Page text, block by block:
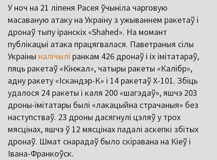
У ноч на 21 ліпеня Расея ўчыніла чарговую
масаваную атаку на Украіну з ужываннем ракетаў і
дронаў тыпу іранскіх «Shahed». На момант
публікацыі атака працягвалася. Паветраныя сілы
Украіны налічылі ранкам 426 дронаў і іх імітатараў,
пяць ракетаў «Кінжал», чатыры ракеты «Калібр»,
адну ракету «Іскандэр-К» і 14 ракетаў X-101. Збіць
удалося 24 ракеты і каля 200 «шагэдаў», яшчэ 203
дроны-імітатары былі «лакацыйна страчаныя» без
наступстваў. 23 дроны дасягнулі цэляў у трох
мясцінах, яшчэ ў 12 мясцінах падалі аскепкі збітых
дронаў. Шмат снарадаў было скіравана на Кіеў і
Івана-Франкоўск.